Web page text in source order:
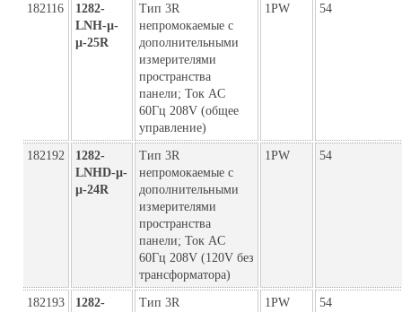
182116
1282-
LNH-µ-
µ-25R
Тип 3R
непромокаемые с
дополнительными
измерителями
пространства
панели; Ток AC
60Гц 208V (общее
управление)
1PW 54
182192
1282-
LNHD-µ-
µ-24R
Тип 3R
непромокаемые с
дополнительными
измерителями
пространства
панели; Ток AC
60Гц 208V (120V без
трансформатора)
1PW 54
182193
1282-
Тип 3R
1PW 54